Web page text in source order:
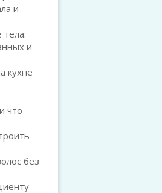
и
тела:
и
кухне
что
без